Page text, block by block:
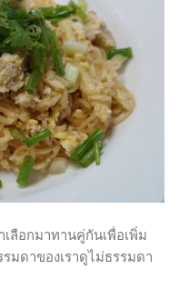
ลือกมาทานคู่กันเพื่อเพิ่ม
มดาของเราดูไม่ธรรมดา